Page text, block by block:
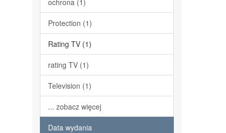
ochrona (1)
Protection (1)
Rating TV (1)
rating TV (1)
Television (1)
... zobacz więcej
Data wydania